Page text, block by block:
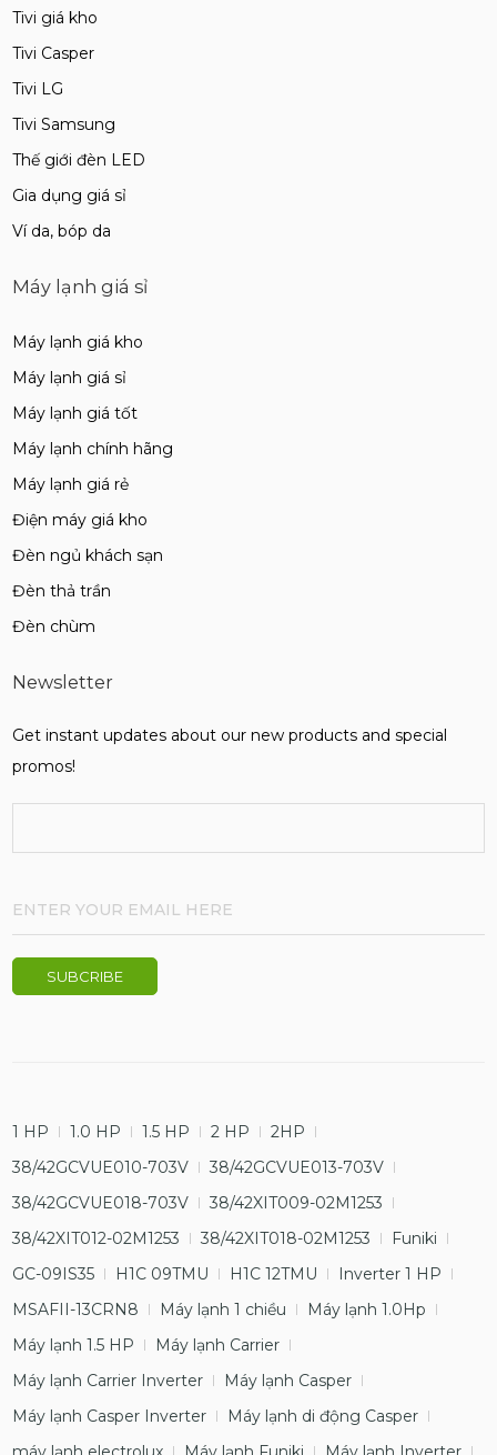
Tivi giá kho
Tivi Casper
Tivi LG
Tivi Samsung
Thế giới đèn LED
Gia dụng giá sỉ
Ví da, bóp da
Máy lạnh giá sỉ
Máy lạnh giá kho
Máy lạnh giá sỉ
Máy lạnh giá tốt
Máy lạnh chính hãng
Máy lạnh giá rẻ
Điện máy giá kho
Đèn ngủ khách sạn
Đèn thả trần
Đèn chùm
Newsletter
Get instant updates about our new products and special
promos!
1 HP 1.0 HP 1.5 HP 2 HP
2HP
38/42GCVUE010-703V
38/42GCVUE013-703V
38/42GCVUE018-703V
38/42XIT009-02M1253
38/42XIT012-02M1253
38/42XIT018-02M1253
Funiki
GC-09IS35
H1C 09TMU H1C 12TMU
Inverter 1 HP
MSAFII-13CRN8
Máy lạnh 1 chiều
Máy lạnh 1.0Hp
Máy lạnh 1.5 HP
Máy lạnh Carrier
Máy lạnh Carrier Inverter
Máy lạnh Casper
Máy lạnh Casper Inverter
Máy lạnh di động Casper